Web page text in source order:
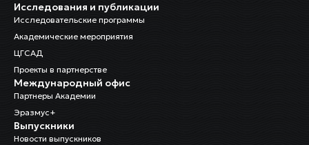
Исследования и публикации
Исследовательские программы
Академические мероприятия
ЦГСАД
Проекты в партнерстве
Международный офис
Партнеры Академии
Эразмус+
Выпускники
Новости выпускников